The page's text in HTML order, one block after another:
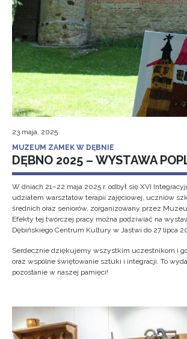
23 maja, 2025
MUZEUM ZAMEK W DĘBNIE
DĘBNO 2025 – WYSTAWA
W dniach 21–22 maja 2025 r. odbył się XVI
udziałem warsztatów terapii zajęciowej, uczniów
średnich oraz seniorów, zorganizowany przez
Efekty tej twórczej pracy można podziwiać na
Dębińskiego Centrum Kultury w Jastwi do 27 lipca
Serdecznie dziękujemy wszystkim uczestnikom i
oraz wspólne świętowanie sztuki i integracji. To
pozostanie w naszej pamięci!